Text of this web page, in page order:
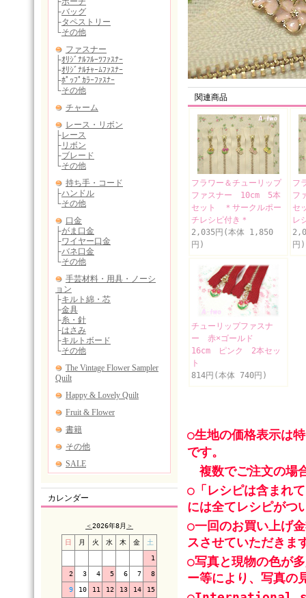
カレンダー
＜2026年8月 ＞
日 月 火 水 木 金 土
1
2 3 4 5 6 7 8
9 10 11 12 13 14 15
関連商品
フラワー＆チューリップ
ファスナー 10cm 5本
セット ＊サークルポー
チレシピ付き＊
2,035円(本体 1,850
円)
フ
フ
セ
レ
円)
チューリップファスナ
ー 赤×ゴールド
16cm ピンク 2本セッ
ト
814円(本体 740円)
○生地の価格表示は
です。
複数でご注文の場
○「レシピは含まれ
には全てレシピがつ
○一回のお買い上げ
スさせていただきま
○写真と現物の色が
ー等により、写真の